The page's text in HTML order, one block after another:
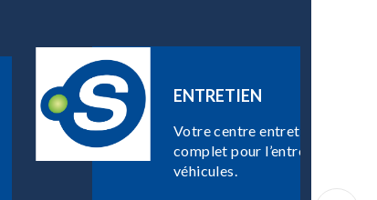
ENTRETIEN
Votre centre entretien Point S
complet pour l’entretien et la
véhicules.